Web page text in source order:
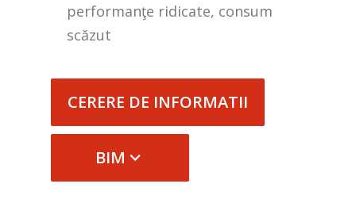
performanţe ridicate, consum
scăzut
CERERE DE INFORMATII
BIM